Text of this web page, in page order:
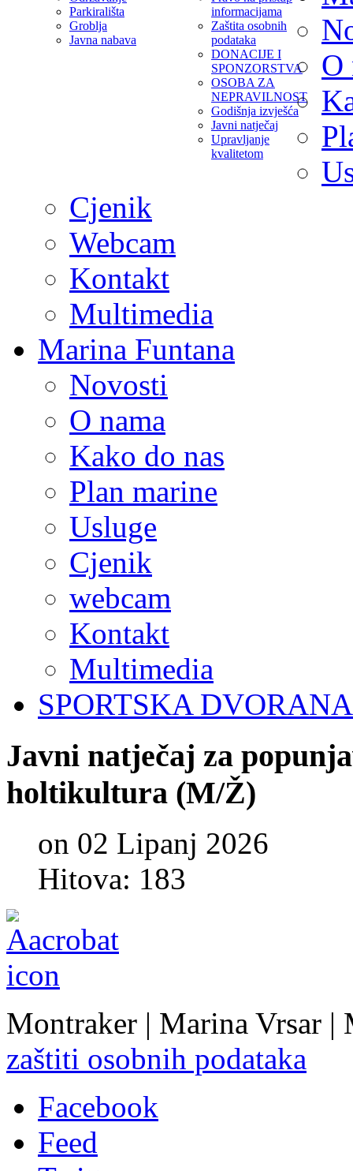
Parkirališta
Groblja
Javna nabava
informacijama
Zaštita osobnih
podataka
DONACIJE I
SPONZORSTVA
OSOBA ZA
NEPRAVILNOST
Godišnja izvješća
Javni natječaj
Upravljanje
kvalitetom
O
Cjenik
Webcam
Kontakt
Multimedia
Marina Funtana
Novosti
O nama
Kako do nas
Plan marine
Usluge
Cjenik
webcam
Kontakt
Multimedia
SPORTSKA DVORANA
Javni natječaj za
holtikultura (M/Ž)
on 02 Lipanj 2026
Hitova: 183
Montraker | Marina Vrsar |
zaštiti osobnih podataka
Facebook
Feed